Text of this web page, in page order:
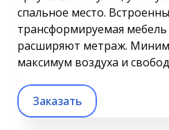
спальное место.
трансформируемая мебель
расширяют метраж.
максимум воздуха и
Заказать